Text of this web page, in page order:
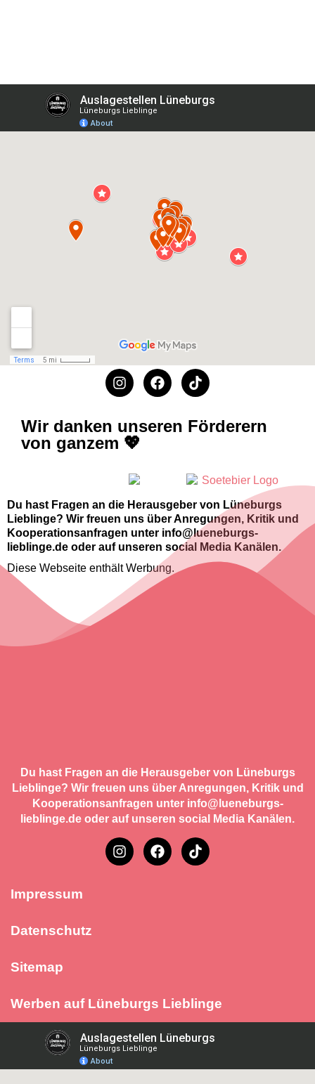
Wir danken unseren Förderern
von ganzem 💖
Du hast Fragen an die Herausgeber von Lüneburgs
Lieblinge? Wir freuen uns über Anregungen, Kritik und
Kooperationsanfragen unter info@lueneburgs-
lieblinge.de oder auf unseren social Media Kanälen.
Diese Webseite enthält Werbung.
Du hast Fragen an die Herausgeber von Lüneburgs
Lieblinge? Wir freuen uns über Anregungen, Kritik und
Kooperationsanfragen unter info@lueneburgs-
lieblinge.de oder auf unseren social Media Kanälen.
Impressum
Datenschutz
Sitemap
Werben auf Lüneburgs Lieblinge